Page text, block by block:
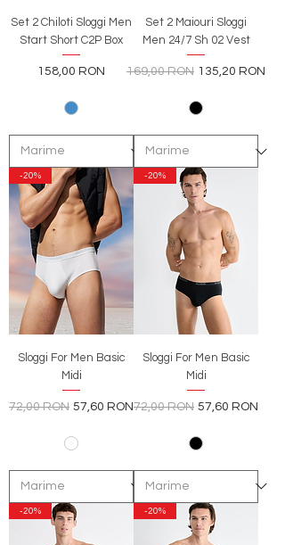
Set 2 Chiloti Sloggi Men
Start Short C2P Box
Preț
158,00 RON
Set 2 Maiouri Sloggi
Men 24/7 Sh 02 Vest
Preț normal
169,00 RON Preț redus
135,20 RON
-20%
Sloggi For Men Basic
Midi
Preț normal
72,00 RON Preț redus
57,60 RON
-20%
Sloggi For Men Basic
Midi
Preț normal
72,00 RON Preț redus
57,60 RON
-20% -20%